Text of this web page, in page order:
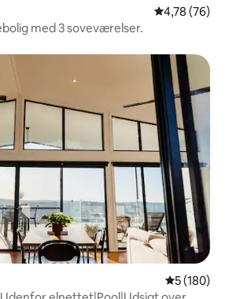
4,78 ud af 5 i
4,78 (76)
med 3 soveværelser.
5 ud af 5 i
5 (180)